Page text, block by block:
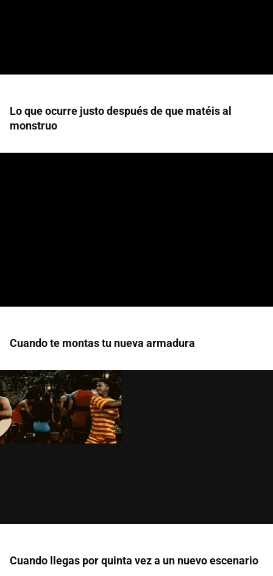
Lo que ocurre justo después de que matéis al
monstruo
Cuando te montas tu nueva armadura
Cuando llegas por quinta vez a un nuevo escenario